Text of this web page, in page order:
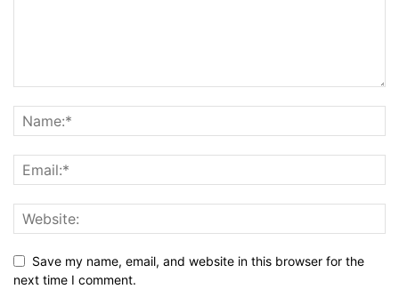
Save my name, email, and website in this browser for the
next time I comment.